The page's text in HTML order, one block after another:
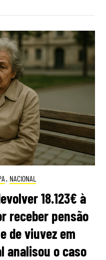
, NACIONAL
18.123€ à
receber pensão
de viuvez em
analisou o caso